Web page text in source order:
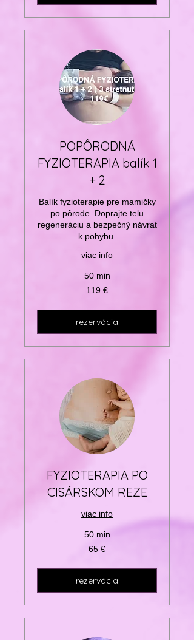
POPÔRODNÁ
FYZIOTERAPIA balík 1
+ 2
Balík fyzioterapie pre mamičky
po pôrode. Doprajte telu
regeneráciu a bezpečný návrat
k pohybu.
viac info
50 min
119 €
rezervácia
FYZIOTERAPIA PO
CISÁRSKOM REZE
viac info
50 min
65 €
rezervácia